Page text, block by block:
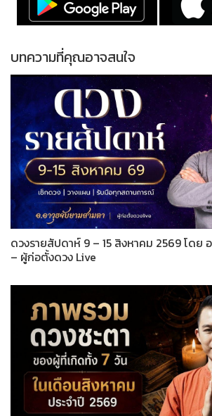
บทความที่คุณอาจสนใจ
ดวงรายสัปดาห์ 9 – 15 สิงหาคม 2569 โดย
– ผู้ก่อตั้งดวง Live